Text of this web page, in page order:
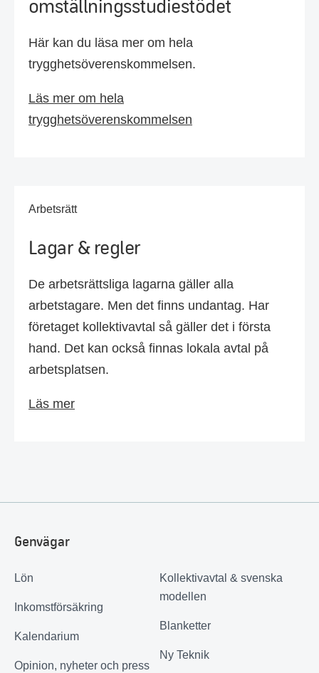
omställningsstudiestödet
Här kan du läsa mer om hela
trygghetsöverenskommelsen.
Läs mer om hela
trygghetsöverenskommelsen
Arbetsrätt
Lagar & regler
De arbetsrättsliga lagarna gäller alla
arbetstagare. Men det finns undantag. Har
företaget kollektivavtal så gäller det i första
hand. Det kan också finnas lokala avtal på
arbetsplatsen.
Läs mer
Genvägar
Lön
Inkomstförsäkring
Kalendarium
Opinion, nyheter och press
Kollektivavtal & svenska
modellen
Blanketter
Ny Teknik